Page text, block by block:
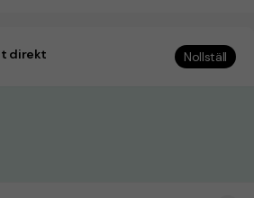
direkt Nollställ